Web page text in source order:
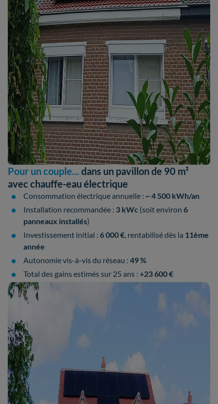
Pour un couple... dans un pavillon de 90 m²
avec chauffe-eau électrique
Consommation électrique annuelle : ~ 4 500 kWh/an
Installation recommandée : 3 kWc (soit environ 6
panneaux installés)
Investissement initial : 6 000 €, rentabilisé dès la 11ème
année
Autonomie vis-à-vis du réseau : 49 %
Total des gains estimés sur 25 ans : +23 600 €